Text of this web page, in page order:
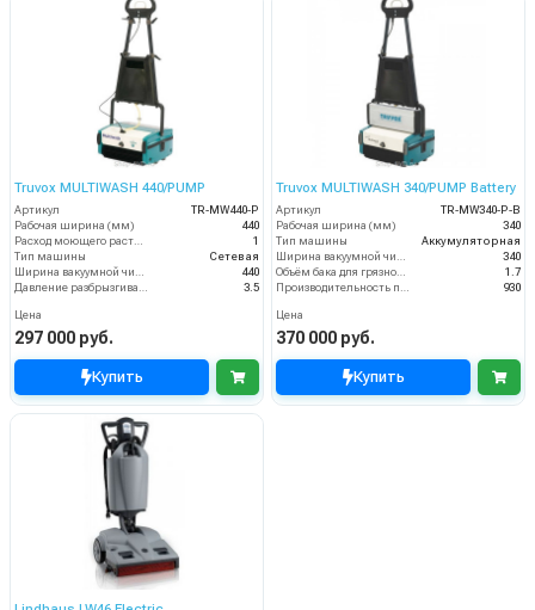
Truvox MULTIWASH 440/PUMP
Артикул
TR-MW440-P
Рабочая ширина (мм)
440
1
Тип машины
Сетевая
440
3.5
Цена
297 000 руб.
Купить
Truvox MULTIWASH 340/PUMP Battery
Артикул
TR-MW340-P-B
Рабочая ширина (мм)
340
Тип машины
Аккумуляторная
340
1.7
930
Цена
370 000 руб.
Купить